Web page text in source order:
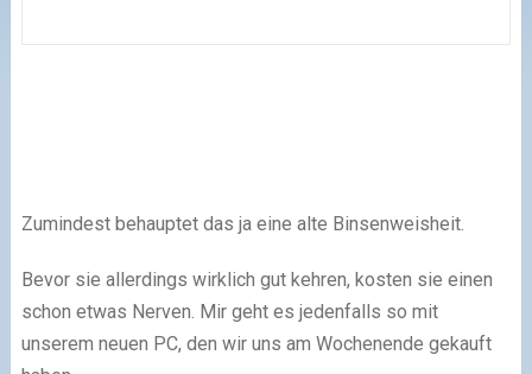
Zumindest behauptet das ja eine alte Binsenweisheit.
Bevor sie allerdings wirklich gut kehren, kosten sie einen
schon etwas Nerven. Mir geht es jedenfalls so mit
unserem neuen PC, den wir uns am Wochenende gekauft